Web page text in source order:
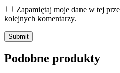
Zapamiętaj moje dane w tej
kolejnych komentarzy.
Submit
Podobne produkty